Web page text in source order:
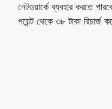
নেটওয়ার্কে ব্যবহার করতে
পয়েন্ট থেকে ৩৮ টাকা রিচার্জ